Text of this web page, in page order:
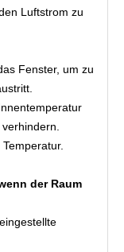
Luftstrom zu
Fenster, um zu
der Raum